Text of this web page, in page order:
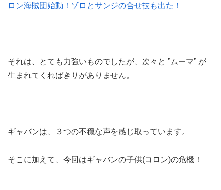
ロン海賊団始動！ゾロとサンジの合せ技も出た！
それは、とても力強いものでしたが、次々と ”ムーマ” が
生まれてくればきりがありません。
ギャバンは、３つの不穏な声を感じ取っています。
そこに加えて、今回はギャバンの子供(コロン)の危機！